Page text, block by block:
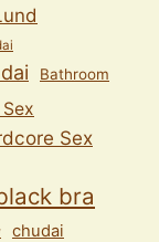
Bathroom
Sex
bra
chudai